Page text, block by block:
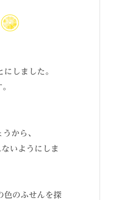
しました。
から、
いようにしま
色のふせんを探